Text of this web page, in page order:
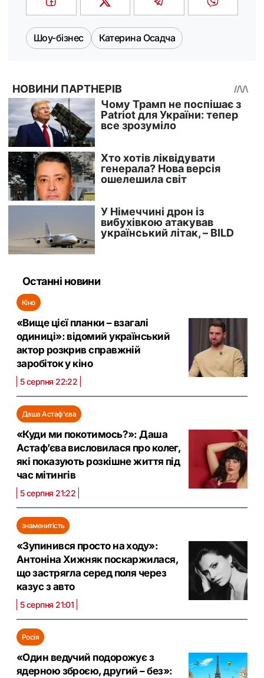
Шоу-бізнес Катерина Осадча
Останні новини
Кіно
«Вище цієї планки – взагалі
одиниці»: відомий український
актор розкрив справжній
заробіток у кіно
5 серпня 22:22
Даша Астаф'єва
«Куди ми покотимось?»: Даша
Астаф’єва висловилася про колег,
які показують розкішне життя під
час мітингів
5 серпня 21:22
знаменитість
«Зупинився просто на ходу»:
Антоніна Хижняк поскаржилася,
що застрягла серед поля через
казус з авто
5 серпня 21:01
Росія
«Один ведучий подорожує з
ядерною зброєю, другий – без»: